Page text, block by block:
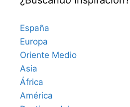
España
Europa
Oriente Medio
Asia
África
América